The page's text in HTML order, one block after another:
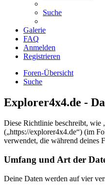
Suche
Galerie
FAQ
Anmelden
Registrieren
Foren-Übersicht
Suche
Explorer4x4.de -
Diese Richtlinie beschreibt, wie
(„https://explorer4x4.de“) (im
verwendet, die während deines
Umfang und Art der
Deine Daten werden auf vier